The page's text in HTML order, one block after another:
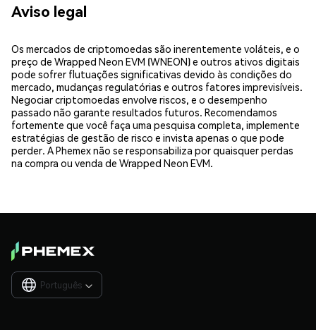
Aviso legal
Os mercados de criptomoedas são inerentemente voláteis, e o
preço de Wrapped Neon EVM (WNEON) e outros ativos digitais
pode sofrer flutuações significativas devido às condições do
mercado, mudanças regulatórias e outros fatores imprevisíveis.
Negociar criptomoedas envolve riscos, e o desempenho
passado não garante resultados futuros. Recomendamos
fortemente que você faça uma pesquisa completa, implemente
estratégias de gestão de risco e invista apenas o que pode
perder. A Phemex não se responsabiliza por quaisquer perdas
na compra ou venda de Wrapped Neon EVM.
Português 